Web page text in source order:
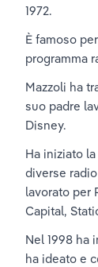
1972.
È famoso
programma
Mazzoli ha
suo padre
Disney.
Ha iniziato
diverse
lavorato per
Capital,
Nel 1998 ha
ha ideato e